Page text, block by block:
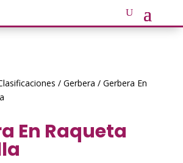
/ Gerbera / Gerbera En
En Raqueta